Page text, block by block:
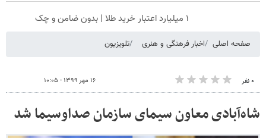
۱ میلیارد اعتبار خرید طلا | بدون ضامن و چک
صفحه اصلی اخبار فرهنگی و هنری تلویزیون
۰ نفر ۱۶ مهر ۱۳۹۹ - ۱۰:۰۵
شاه‌آبادی معاون سیمای سازمان صداوسیما شد